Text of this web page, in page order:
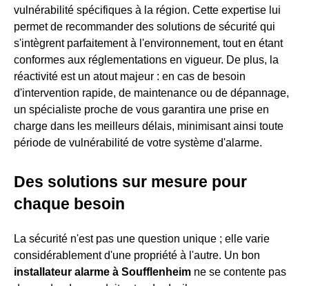
vulnérabilité spécifiques à la région. Cette expertise lui
permet de recommander des solutions de sécurité qui
s'intègrent parfaitement à l'environnement, tout en étant
conformes aux réglementations en vigueur. De plus, la
réactivité est un atout majeur : en cas de besoin
d'intervention rapide, de maintenance ou de dépannage,
un spécialiste proche de vous garantira une prise en
charge dans les meilleurs délais, minimisant ainsi toute
période de vulnérabilité de votre système d'alarme.
Des solutions sur mesure pour
chaque besoin
La sécurité n'est pas une question unique ; elle varie
considérablement d'une propriété à l'autre. Un bon
installateur alarme à Soufflenheim ne se contente pas